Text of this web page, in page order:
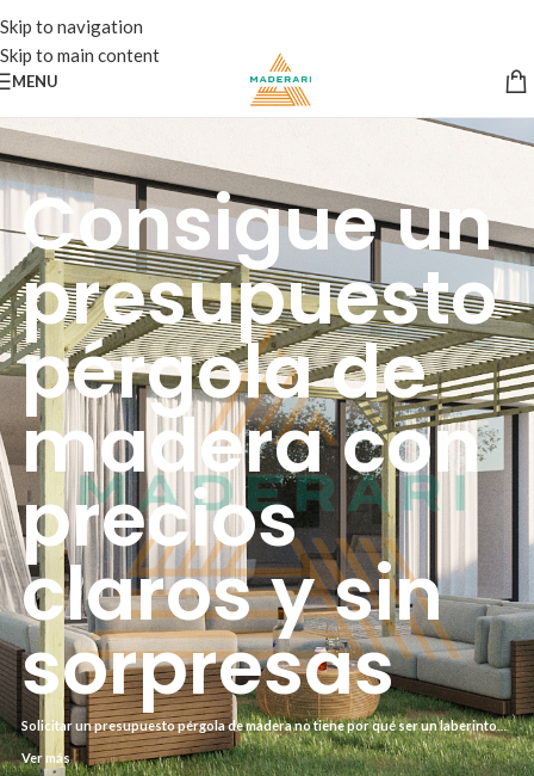
Skip to navigation
Skip to main content
MENU
Consigue un
presupuesto
pérgola de
madera con
precios
claros y sin
sorpresas
Solicitar un presupuesto pérgola de madera no tiene por qué ser un laberinto
de precios ocultos. En nuestro servicio, cada partida se explica de forma clara:
materiales, mano de obra, transporte y montaje. Así sabes exactamente qué
Ver más